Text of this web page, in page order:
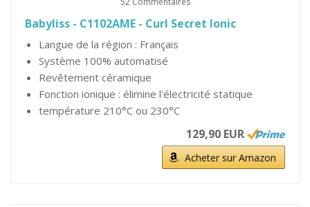
Babyliss - C1102AME - Curl Secret Ionic
Langue de la région : Français
Système 100% automatisé
Revêtement céramique
Fonction ionique : élimine l'électricité statique
température 210°C ou 230°C
129,90 EUR
Acheter sur Amazon